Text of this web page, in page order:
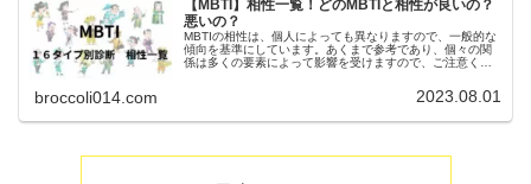
【MBTI】相性一覧！どのMBTIと相性が良いの？
悪いの？
MBTIの相性は、個人によっても異なりますので、一般的な
傾向を基準にしています。あくまで参考であり、個々の関
係は多くの要素によって影響を受けますので、ご注意くだ
ランスの取れた関係性、共通している関係性、類似してい
る関係性」など様々な要素から相性を決められています。
broccoli014.com 2023.08.01